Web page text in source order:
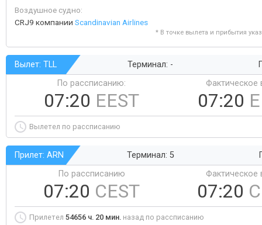
Воздушное судно:
CRJ9 компании Scandinavian Airlines
* В точке вылета и прибытия
Вылет: TLL Терминал: -
По рассписанию:
07:20 EEST
Фактическое
07:20
Вылетел по рассписанию
Прилет: ARN Терминал: 5
По рассписанию
07:20 CEST
Фактическое
07:20
Прилетел 54656 ч. 20 мин. назад по рассписанию